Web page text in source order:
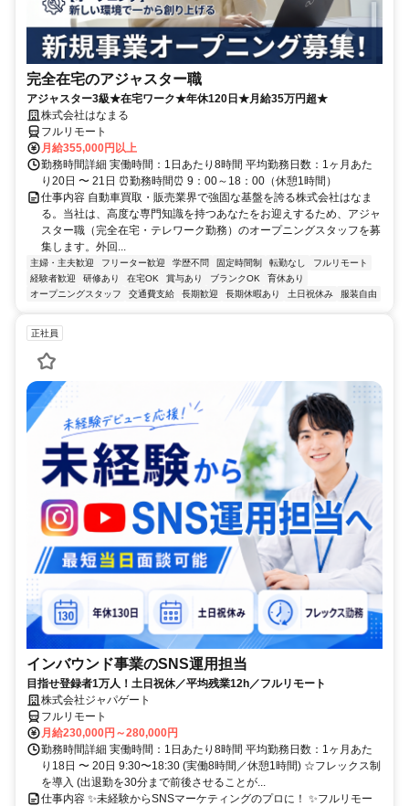
完全在宅のアジャスター職
アジャスター3級★在宅ワーク★年休120日★月給35万円超★
株式会社はなまる
フルリモート
月給355,000円以上
勤務時間詳細 実働時間：1日あたり8時間 平均勤務日数：1ヶ月あた
り20日 〜 21日 ⏰勤務時間⏰ 9：00～18：00（休憩1時間）
仕事内容 自動車買取・販売業界で強固な基盤を誇る株式会社はなま
る。当社は、高度な専門知識を持つあなたをお迎えするため、アジャ
スター職（完全在宅・テレワーク勤務）のオープニングスタッフを募
集します。外回...
主婦・主夫歓迎 フリーター歓迎 学歴不問 固定時間制 転勤なし
フルリモート
経験者歓迎
研修あり 在宅OK 賞与あり ブランクOK
育休あり
オープニングスタッフ
交通費支給 長期歓迎 長期休暇あり 土日祝休み 服装自由
正社員
インバウンド事業のSNS運用担当
目指せ登録者1万人！土日祝休／平均残業12h／フルリモート
株式会社ジャパゲート
フルリモート
月給230,000円～280,000円
勤務時間詳細 実働時間：1日あたり8時間 平均勤務日数：1ヶ月あた
り18日 〜 20日 9:30〜18:30 (実働8時間／休憩1時間) ☆フレックス制
を導入 (出退勤を30分まで前後させることが...
仕事内容 ✨未経験からSNSマーケティングのプロに！ ✨フルリモー